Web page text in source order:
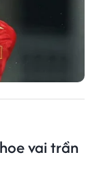
vai trần